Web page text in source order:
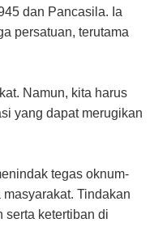
dan Pancasila. Ia
persatuan, terutama
Namun, kita harus
yang dapat merugikan
tegas oknum-
Tindakan
serta ketertiban di